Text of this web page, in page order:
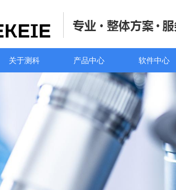
关于测科
关于测科
产品中心 软件中心
软件中心